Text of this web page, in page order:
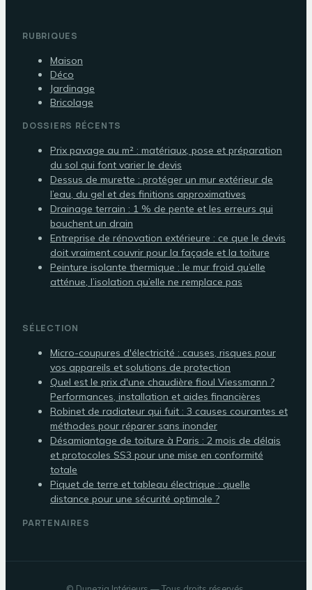
RUBRIQUES
Maison
Déco
Jardinage
Bricolage
DOSSIERS RÉCENTS
Prix pavage au m² : matériaux, pose et préparation
du sol qui font varier le devis
Dessus de murette : protéger un mur extérieur de
l’eau, du gel et des finitions approximatives
Drainage terrain : 1 % de pente et les erreurs qui
bouchent un drain
Entreprise de rénovation extérieure : ce que le devis
doit vraiment couvrir pour la façade et la toiture
Peinture isolante thermique : le mur froid qu’elle
atténue, l’isolation qu’elle ne remplace pas
SÉLECTION
Micro-coupures d'électricité : causes, risques pour
vos appareils et solutions de protection
Quel est le prix d'une chaudière fioul Viessmann ?
Performances, installation et aides financières
Robinet de radiateur qui fuit : 3 causes courantes et
méthodes pour réparer sans inonder
Désamiantage de toiture à Paris : 2 mois de délais
et protocoles SS3 pour une mise en conformité
totale
Piquet de terre et tableau électrique : quelle
distance pour une sécurité optimale ?
PARTENAIRES